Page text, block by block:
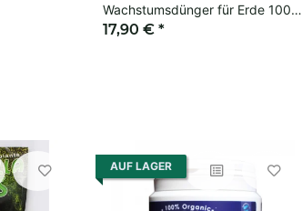
Wachstumsdünger für Erde 100%
biologisch
17,90 € *
AUF LAGER